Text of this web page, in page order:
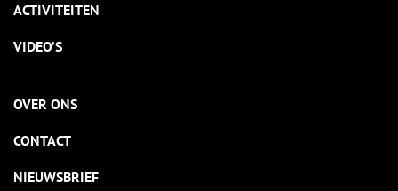
ACTIVITEITEN
VIDEO’S
OVER ONS
CONTACT
NIEUWSBRIEF